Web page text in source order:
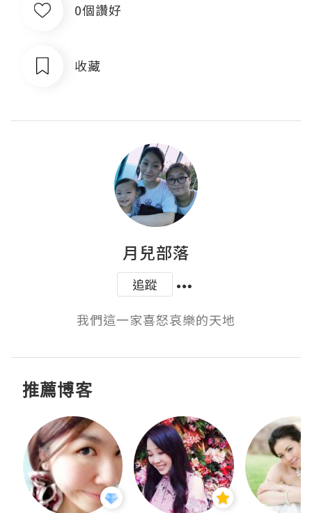
0個讚好
收藏
月兒部落
追蹤
我們這一家喜怒哀樂的天地
推薦博客